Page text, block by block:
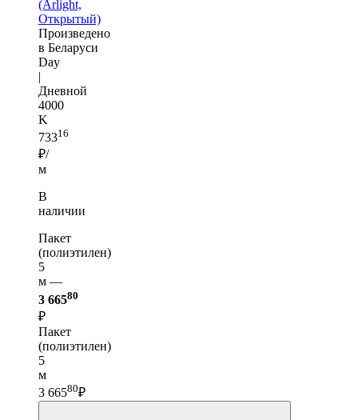
(Arlight,
Открытый)
Произведено
в Беларуси
Day
|
Дневной
4000
K
73316
₽/
м
В
наличии
Пакет
(полиэтилен)
5
м —
3 66580
₽
Пакет
(полиэтилен)
5
м
3 66580₽